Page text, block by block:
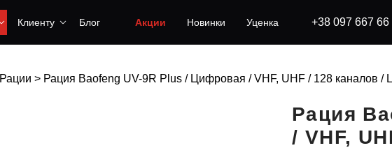
Клиенту Блог Акции Новинки Уценка +38 097 667 66
Рации > Рация Baofeng UV-9R Plus / Цифровая / VHF, UHF / 128 каналов /
Рация
/ VHF,